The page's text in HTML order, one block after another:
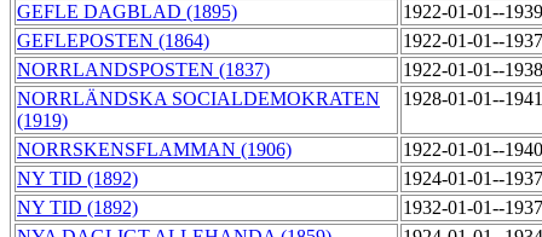
GEFLE DAGBLAD (1895)
1922-01-01--
GEFLEPOSTEN (1864)
1922-01-01--
NORRLANDSPOSTEN (1837)
1922-01-01--
NORRLÄNDSKA SOCIALDEMOKRATEN
(1919)
1928-01-01--
NORRSKENSFLAMMAN (1906)
1922-01-01--
NY TID (1892)
1924-01-01--
NY TID (1892)
1932-01-01--